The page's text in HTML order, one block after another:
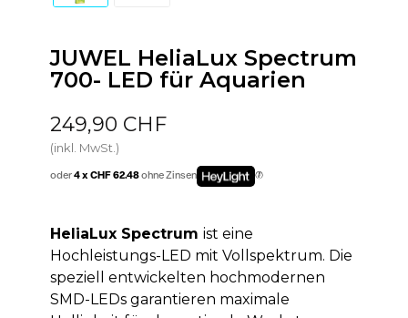
JUWEL HeliaLux Spectrum
700- LED für Aquarien
249,90 CHF
(inkl. MwSt.)
oder4 x CHF 62.48ohne Zinsen
HeliaLux Spectrum ist eine
Hochleistungs-LED mit Vollspektrum. Die
speziell entwickelten hochmodernen
SMD-LEDs garantieren maximale